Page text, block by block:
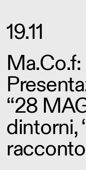
19.11
Ma.Co.f:
“28
dintorni,